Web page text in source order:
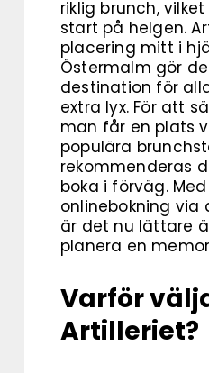
riklig brunch,
start på helgen.
placering mitt i
Östermalm gör
destination för
extra lyx. För att
man får en plats
populära
rekommenderas
boka i förväg.
onlinebokning via
är det nu lättare
planera en
Varför
Artilleriet?